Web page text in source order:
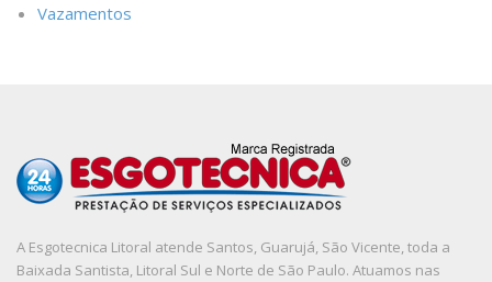
Vazamentos
A Esgotecnica Litoral atende Santos, Guarujá, São Vicente, toda a
Baixada Santista, Litoral Sul e Norte de São Paulo. Atuamos nas